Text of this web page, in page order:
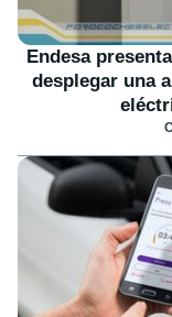
Endesa
desplegar una